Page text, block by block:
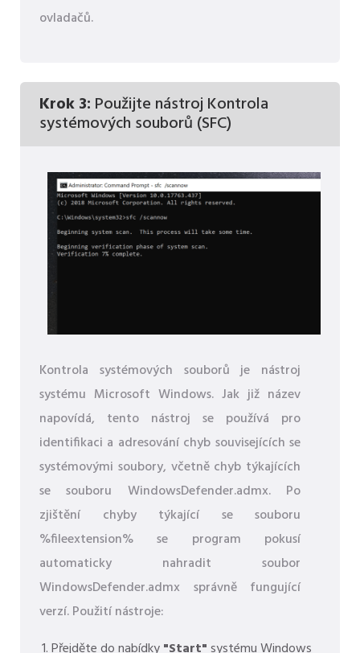
ovladačů.
Krok 3: Použijte nástroj Kontrola
systémových souborů (SFC)
Kontrola systémových souborů je nástroj
systému Microsoft Windows. Jak již název
napovídá, tento nástroj se používá pro
identifikaci a adresování chyb souvisejících se
systémovými soubory, včetně chyb týkajících
se souboru WindowsDefender.admx. Po
zjištění chyby týkající se souboru
%fileextension% se program pokusí
automaticky nahradit soubor
WindowsDefender.admx správně fungující
verzí. Použití nástroje: